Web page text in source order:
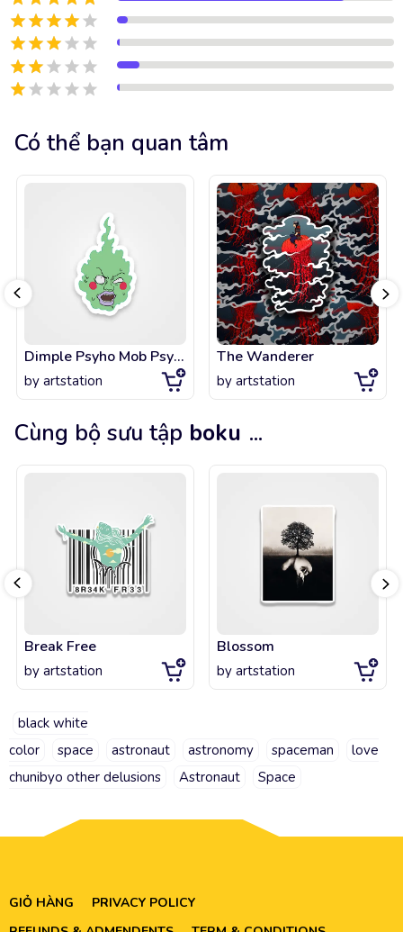
Có thể bạn quan tâm
Dimple Psyho Mob Psycho 100
by artstation
The Wanderer
by artstation
Cùng bộ sưu tập boku ...
Break Free
by artstation
Blossom
by artstation
black white
color
space astronaut astronomy spaceman
love
chunibyo other delusions
Astronaut Space
GIỎ HÀNG
PRIVACY POLICY